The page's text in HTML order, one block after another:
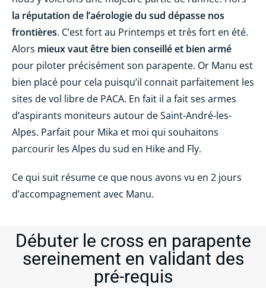
la réputation de l’aérologie du sud dépasse nos
frontières. C’est fort au Printemps et très fort en été.
Alors mieux vaut être bien conseillé et bien armé
pour piloter précisément son parapente. Or Manu est
bien placé pour cela puisqu’il connait parfaitement les
sites de vol libre de PACA. En fait il a fait ses armes
d’aspirants moniteurs autour de Saint-André-les-
Alpes. Parfait pour Mika et moi qui souhaitons
parcourir les Alpes du sud en Hike and Fly.
Ce qui suit résume ce que nous avons vu en 2 jours
d’accompagnement avec Manu.
Débuter le cross en parapente
sereinement en validant des
pré-requis